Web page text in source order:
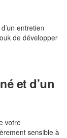
entretien
de développer
et d’un
votre
sensible à